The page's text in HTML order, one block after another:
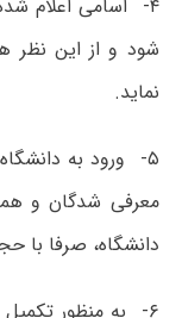
۴-
اسامی اعلام
شود و از این نظر
نماید.
۵-
ورود به
معرفی شدگان و
دانشگاه، صرفا با
۶- به منظور